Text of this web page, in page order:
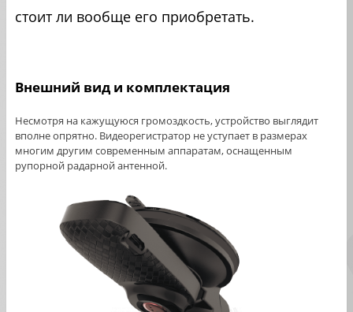
стоит ли вообще его приобретать.
Внешний вид и комплектация
Несмотря на кажущуюся громоздкость, устройство выглядит
вполне опрятно. Видеорегистратор не уступает в размерах
многим другим современным аппаратам, оснащенным
рупорной радарной антенной.